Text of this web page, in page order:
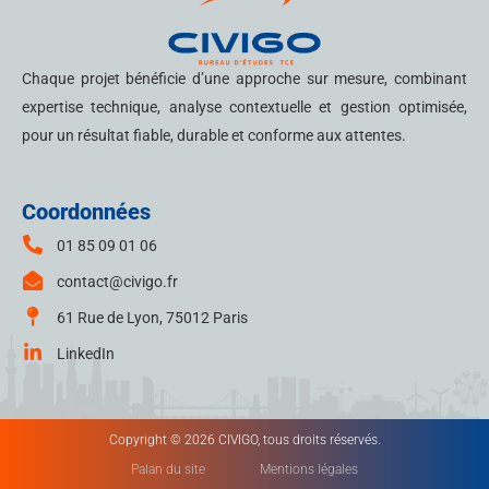
Chaque projet bénéficie d’une approche sur mesure, combinant
expertise technique, analyse contextuelle et gestion optimisée,
pour un résultat fiable, durable et conforme aux attentes.
Coordonnées
01 85 09 01 06
contact@civigo.fr
61 Rue de Lyon, 75012 Paris
LinkedIn
Copyright © 2026 CIVIGO, tous droits réservés.
Palan du site
Mentions légales